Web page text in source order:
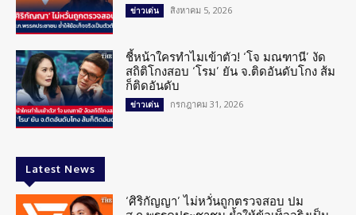
ข่าวเด่น สิงหาคม 5, 2026
ชี้หน้าใครทำไมเข้าตัว! ‘โจ มณฑานี’ งัด
สถิติโกงสอบ ‘โรม’ ยัน จ.ติดอันดับโกง ส้ม
ก็ติดอันดับ
ข่าวเด่น กรกฎาคม 31, 2026
Latest News
‘ศิริกัญญา’ ไม่หวั่นถูกตรวจสอบ ปม